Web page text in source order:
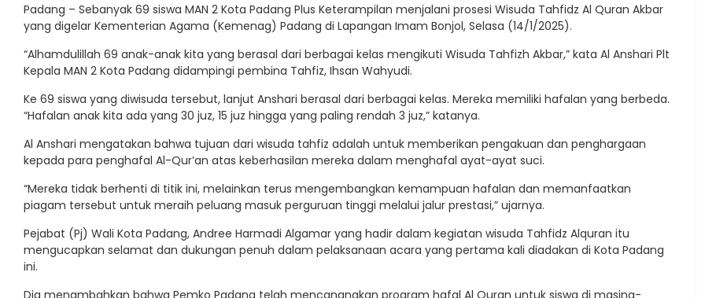
Padang – Sebanyak 69 siswa MAN 2 Kota Padang Plus Keterampilan menjalani prosesi Wisuda Tahfidz Al Quran Akbar
yang digelar Kementerian Agama (Kemenag) Padang di Lapangan Imam Bonjol, Selasa (14/1/2025).
“Alhamdulillah 69 anak-anak kita yang berasal dari berbagai kelas mengikuti Wisuda Tahfizh Akbar,” kata Al Anshari Plt
Kepala MAN 2 Kota Padang didampingi pembina Tahfiz, Ihsan Wahyudi.
Ke 69 siswa yang diwisuda tersebut, lanjut Anshari berasal dari berbagai kelas. Mereka memiliki hafalan yang berbeda.
“Hafalan anak kita ada yang 30 juz, 15 juz hingga yang paling rendah 3 juz,” katanya.
Al Anshari mengatakan bahwa tujuan dari wisuda tahfiz adalah untuk memberikan pengakuan dan penghargaan
kepada para penghafal Al-Qur’an atas keberhasilan mereka dalam menghafal ayat-ayat suci.
“Mereka tidak berhenti di titik ini, melainkan terus mengembangkan kemampuan hafalan dan memanfaatkan
piagam tersebut untuk meraih peluang masuk perguruan tinggi melalui jalur prestasi,” ujarnya.
Pejabat (Pj) Wali Kota Padang, Andree Harmadi Algamar yang hadir dalam kegiatan wisuda Tahfidz Alquran itu
mengucapkan selamat dan dukungan penuh dalam pelaksanaan acara yang pertama kali diadakan di Kota Padang
ini.
Dia menambahkan bahwa Pemko Padang telah mencanangkan program hafal Al Quran untuk siswa di masing-